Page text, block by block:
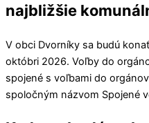
najbližšie
V obci Dvorníky sa budú
októbri 2026. Voľby do
spojené s voľbami do
spoločným názvom Spojené